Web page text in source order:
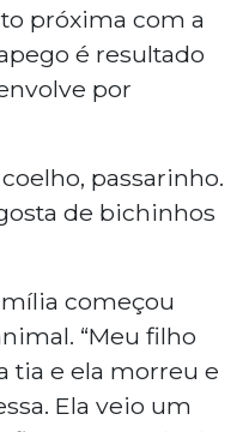
próxima com a
é resultado
por
passarinho.
de bichinhos
começou
“Meu filho
tia e ela morreu e
Ela veio um